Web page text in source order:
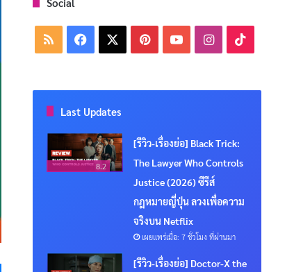
Messenger
RSS Facebook PinterestYouTubeInstagram
Last Updates
8.2
[รีวิว-เรื่องย่อ] Black Trick:
The Lawyer Who Controls
Justice (2026) ซีรีส์
กฎหมายญี่ปุ่น ลวงเพื่อความ
จริงบน Netflix
เผยแพร่เมื่อ: 7 ชั่วโมง ที่ผ่านมา
[รีวิว-เรื่องย่อ] Doctor-X the